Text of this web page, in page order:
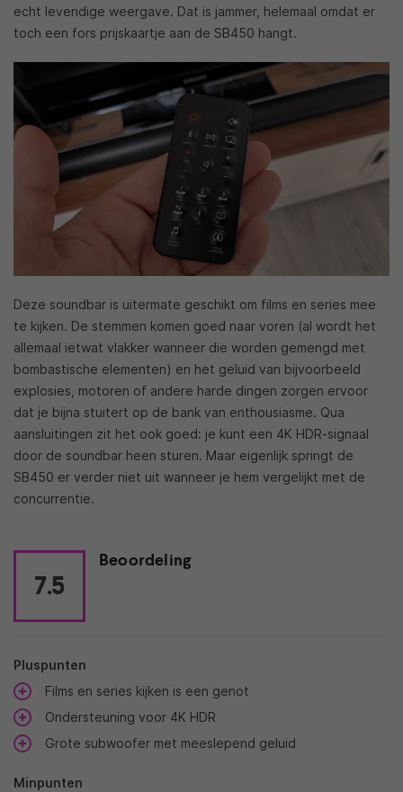
echt levendige weergave. Dat is jammer, helemaal omdat er
toch een fors prijskaartje aan de SB450 hangt.
Deze soundbar is uitermate geschikt om films en series mee
te kijken. De stemmen komen goed naar voren (al wordt het
allemaal ietwat vlakker wanneer die worden gemengd met
bombastische elementen) en het geluid van bijvoorbeeld
explosies, motoren of andere harde dingen zorgen ervoor
dat je bijna stuitert op de bank van enthousiasme. Qua
aansluitingen zit het ook goed: je kunt een 4K HDR-signaal
door de soundbar heen sturen. Maar eigenlijk springt de
SB450 er verder niet uit wanneer je hem vergelijkt met de
concurrentie.
7.5
Beoordeling
Pluspunten
Films en series kijken is een genot
Ondersteuning voor 4K HDR
Grote subwoofer met meeslepend geluid
Minpunten